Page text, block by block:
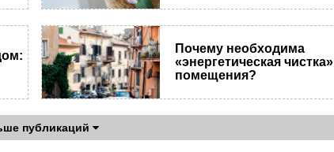
Почему необходима
«энергетическая чистка»
помещения?
публикаций